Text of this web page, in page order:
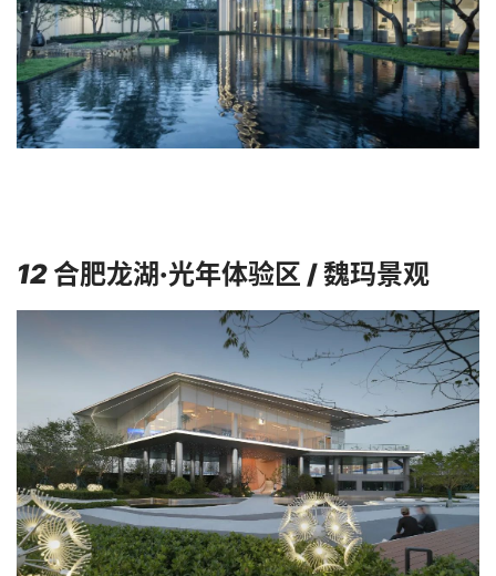
12 合肥龙湖·光年体验区 / 魏玛景观